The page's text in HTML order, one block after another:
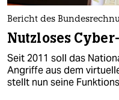
Bericht des
Nutzloses
Seit 2011 soll das
Angriffe aus dem
stellt nun seine